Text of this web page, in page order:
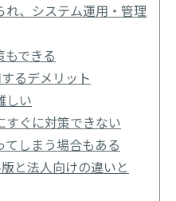
れ、システム運用・管理
もできる
るデメリット
しい
すぐに対策できない
てしまう場合もある
と法人向けの違いと